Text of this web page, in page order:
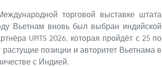
торговой выставке штата
Вьетнам вновь был выбран индийской
UPITS 2026, которая пройдёт с 25 по
позиции и авторитет Вьетнама в
с Индией.